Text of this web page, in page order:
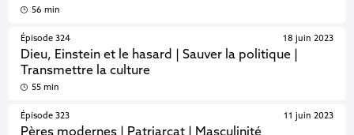
56 min
Épisode 324
Dieu, Einstein et le hasard | Sauver la politique |
Transmettre la culture
18 juin 2023
55 min
Épisode 323 11 juin 2023